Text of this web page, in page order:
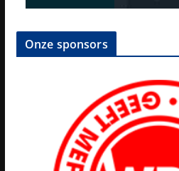
Onze sponsors